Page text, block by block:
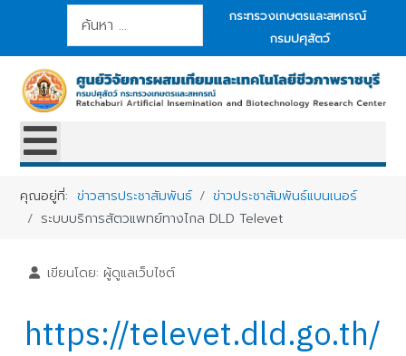
การค้นหา
กระทรวงเกษตรและสหกรณ์
กรมปศุสัตว์
คุณอยู่ที่:ข่าวสารประชาสัมพันธ์
ข่าวประชาสัมพันธ์แบนเนอร์
ระบบบริการสัตวแพทย์ทางไกล DLD Televet
เขียนโดย: ผู้ดูแลเว็บไซต์
https://televet.dld.go.th/